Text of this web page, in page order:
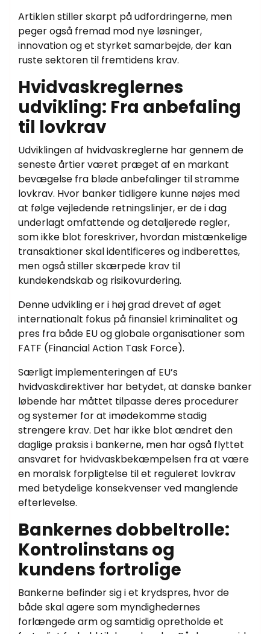
Artiklen stiller skarpt på udfordringerne, men
peger også fremad mod nye løsninger,
innovation og et styrket samarbejde, der kan
ruste sektoren til fremtidens krav.
Hvidvaskreglernes
udvikling: Fra anbefaling
til lovkrav
Udviklingen af hvidvaskreglerne har gennem de
seneste årtier været præget af en markant
bevægelse fra bløde anbefalinger til stramme
lovkrav. Hvor banker tidligere kunne nøjes med
at følge vejledende retningslinjer, er de i dag
underlagt omfattende og detaljerede regler,
som ikke blot foreskriver, hvordan mistænkelige
transaktioner skal identificeres og indberettes,
men også stiller skærpede krav til
kundekendskab og risikovurdering.
Denne udvikling er i høj grad drevet af øget
internationalt fokus på finansiel kriminalitet og
pres fra både EU og globale organisationer som
FATF (Financial Action Task Force).
Særligt implementeringen af EU’s
hvidvaskdirektiver har betydet, at danske banker
løbende har måttet tilpasse deres procedurer
og systemer for at imødekomme stadig
strengere krav. Det har ikke blot ændret den
daglige praksis i bankerne, men har også flyttet
ansvaret for hvidvaskbekæmpelsen fra at være
en moralsk forpligtelse til et reguleret lovkrav
med betydelige konsekvenser ved manglende
efterlevelse.
Bankernes dobbeltrolle:
Kontrolinstans og
kundens fortrolige
Bankerne befinder sig i et krydspres, hvor de
både skal agere som myndighedernes
forlængede arm og samtidig opretholde et